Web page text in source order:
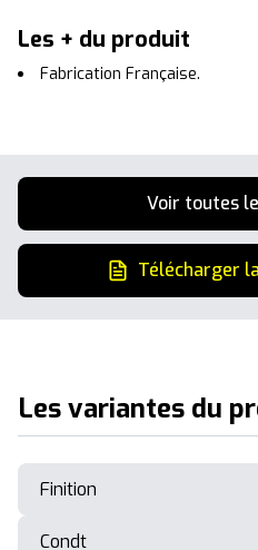
Les + du produit
Fabrication Française.
Voir toutes
Télécharger
Les variantes du